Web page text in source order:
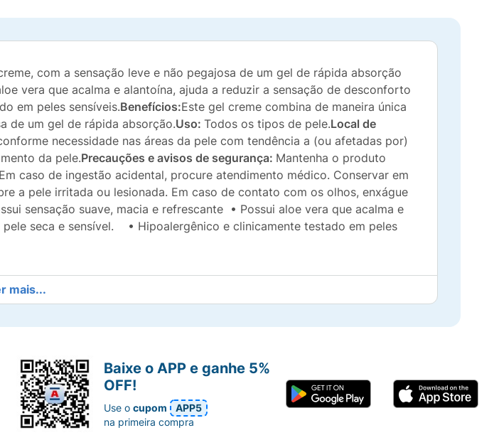
com a sensação leve e não pegajosa de um gel de rápida absorção
vera que acalma e alantoína, ajuda a reduzir a sensação de desconforto
em peles sensíveis.Benefícios:Este gel creme combina de maneira única
de um gel de rápida absorção.Uso: Todos os tipos de pele.Local de
necessidade nas áreas da pele com tendência a (ou afetadas por)
da pele.Precauções e avisos de segurança: Mantenha o produto
caso de ingestão acidental, procure atendimento médico. Conservar em
a pele irritada ou lesionada. Em caso de contato com os olhos, enxágue
sensação suave, macia e refrescante • Possui aloe vera que acalma e
seca e sensível. • Hipoalergênico e clinicamente testado em peles
mais...
Baixe o APP e ganhe 5%
OFF!
Use ocupom
APP5
na primeira compra